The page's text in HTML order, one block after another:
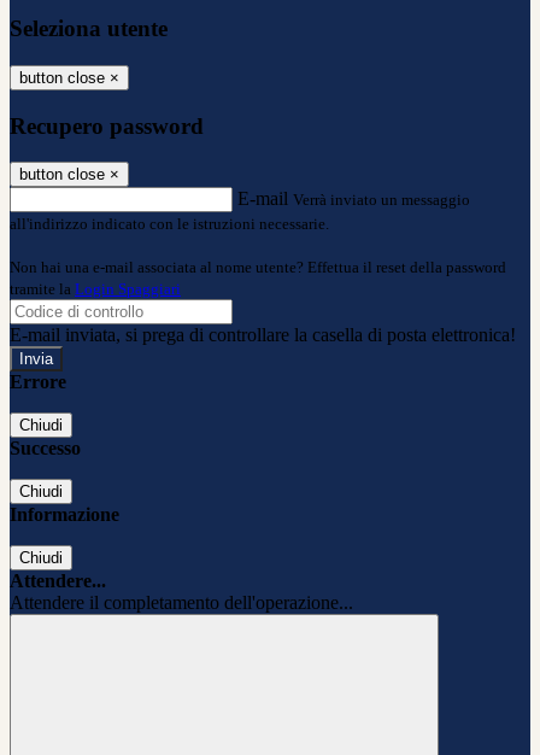
Seleziona utente
button close ×
Recupero password
button close ×
E-mail Verrà inviato un messaggio
all'indirizzo indicato con le istruzioni necessarie.
Non hai una e-mail associata al nome utente? Effettua il reset della password
tramite la Login Spaggiari
E-mail inviata, si prega di controllare la casella di posta elettronica!
Errore
Chiudi
Successo
Chiudi
Informazione
Chiudi
Attendere...
Attendere il completamento dell'operazione...